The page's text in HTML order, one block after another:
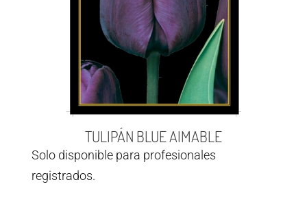
TULIPÁN BLUE AIMABLE
Solo disponible para profesionales
registrados.